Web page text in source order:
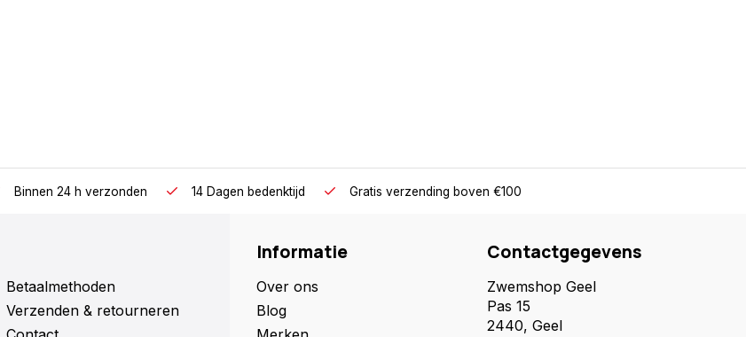
Binnen 24 h verzonden 14 Dagen bedenktijd Gratis verzending boven €100
Betaalmethoden
Verzenden & retourneren
Informatie
Over ons
Blog
Contactgegevens
Zwemshop Geel
Pas 15
2440, Geel